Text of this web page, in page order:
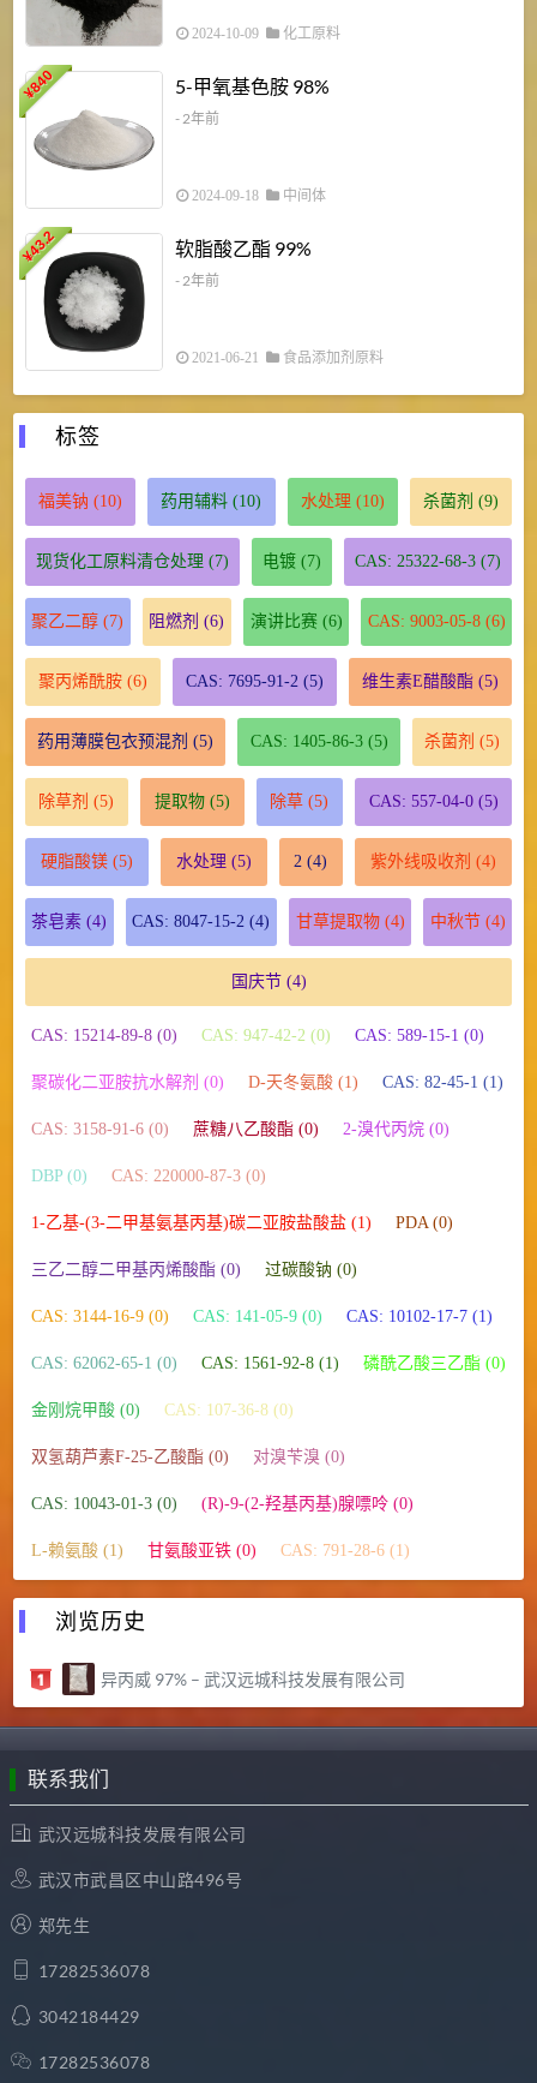
2024-10-09 化工原料
¥
840 5-甲氧基色胺 98%
- 2年前
2024-09-18 中间体
¥
43.2 软脂酸乙酯 99%
- 2年前
2021-06-21 食品添加剂原料
标签
福美钠 (10) 药用辅料 (10) 水处理 (10) 杀菌剂 (9)
现货化工原料清仓处理 (7) 电镀 (7) CAS: 25322-68-3 (7)
聚乙二醇 (7) 阻燃剂 (6) 演讲比赛(6) CAS: 9003-05-8(6)
聚丙烯酰胺(6) CAS: 7695-91-2 (5) 维生素E醋酸酯 (5)
药用薄膜包衣预混剂 (5) CAS: 1405-86-3(5) 杀菌剂 (5)
除草剂 (5) 提取物(5) 除草 (5) CAS: 557-04-0(5)
硬脂酸镁(5) 水处理 (5) 2 (4) 紫外线吸收剂 (4)
茶皂素 (4) CAS: 8047-15-2 (4) 甘草提取物(4) 中秋节(4)
国庆节(4)
CAS: 15214-89-8 (0) CAS: 947-42-2 (0) CAS: 589-15-1 (0)
聚碳化二亚胺抗水解剂 (0) D-天冬氨酸 (1) CAS: 82-45-1 (1)
CAS: 3158-91-6 (0) 蔗糖八乙酸酯 (0) 2-溴代丙烷 (0)
DBP (0) CAS: 220000-87-3 (0)
1-乙基-(3-二甲基氨基丙基)碳二亚胺盐酸盐 (1) PDA (0)
三乙二醇二甲基丙烯酸酯 (0) 过碳酸钠 (0)
CAS: 3144-16-9 (0) CAS: 141-05-9 (0) CAS: 10102-17-7 (1)
CAS: 62062-65-1 (0) CAS: 1561-92-8 (1) 磷酰乙酸三乙酯 (0)
金刚烷甲酸 (0) CAS: 107-36-8 (0)
双氢葫芦素F-25-乙酸酯 (0) 对溴苄溴 (0)
CAS: 10043-01-3 (0) (R)-9-(2-羟基丙基)腺嘌呤 (0)
L-赖氨酸 (1) 甘氨酸亚铁 (0) CAS: 791-28-6 (1)
浏览历史
异丙威 97% – 武汉远城科技发展有限公司
联系我们
武汉远城科技发展有限公司
武汉市武昌区中山路496号
郑先生
17282536078
3042184429
17282536078